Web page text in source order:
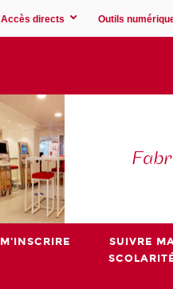
Accès directs Outils
M'INSCRIRE
SUIVRE